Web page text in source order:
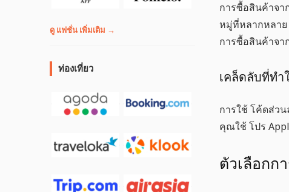
การซื้อสินค้าจา
หมู่ที่หลากหลาย
การซื้อสินค้าจา
เคล็ดลับที่ท
การใช้โค้ดส่วน
คุณใช้โปร
ตัวเลือกก
ดู แฟชั่น เพิ่มเติม →
ท่องเที่ยว